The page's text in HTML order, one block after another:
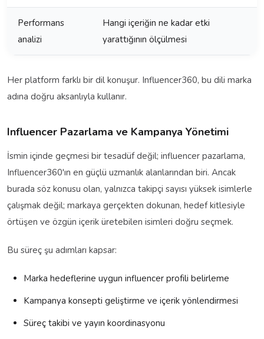
Performans
analizi
Hangi içeriğin ne kadar etki
yarattığının ölçülmesi
Her platform farklı bir dil konuşur. Influencer360, bu dili marka
adına doğru aksanlıyla kullanır.
Influencer Pazarlama ve Kampanya Yönetimi
İsmin içinde geçmesi bir tesadüf değil; influencer pazarlama,
Influencer360'ın en güçlü uzmanlık alanlarından biri. Ancak
burada söz konusu olan, yalnızca takipçi sayısı yüksek isimlerle
çalışmak değil; markaya gerçekten dokunan, hedef kitlesiyle
örtüşen ve özgün içerik üretebilen isimleri doğru seçmek.
Bu süreç şu adımları kapsar:
Marka hedeflerine uygun influencer profili belirleme
Kampanya konsepti geliştirme ve içerik yönlendirmesi
Süreç takibi ve yayın koordinasyonu